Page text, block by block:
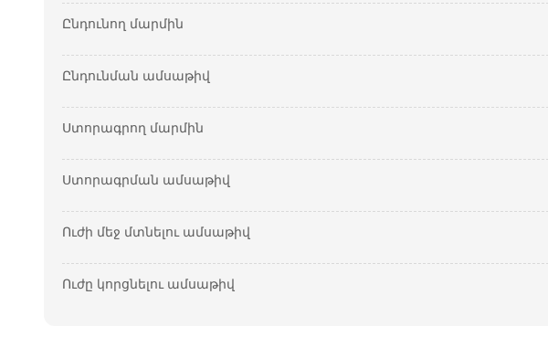
Ընդունող մարմին
Ընդունման ամսաթիվ
Ստորագրող մարմին
Ստորագրման ամսաթիվ
Ուժի մեջ մտնելու ամսաթիվ
Ուժը կորցնելու ամսաթիվ